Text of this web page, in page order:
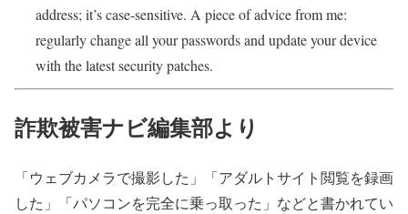
address; it’s case-sensitive. A piece of advice from me:
regularly change all your passwords and update your device
with the latest security patches.
詐欺被害ナビ編集部より
「ウェブカメラで撮影した」「アダルトサイト閲覧を録画
した」「パソコンを完全に乗っ取った」などと書かれてい